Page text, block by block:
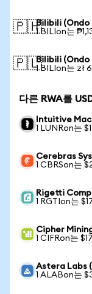
🇵🇭Bilibili (Ondo
1 BILIon는
🇵🇱Bilibili (Ondo
1 BILIon는 zł
다른 RWA를
Intuitive
1 LUNRon는
Cerebras
1 CBRSon는
Rigetti
1 RGTIon는
Cipher
1 CIFRon는
Astera Labs
1 ALABon는